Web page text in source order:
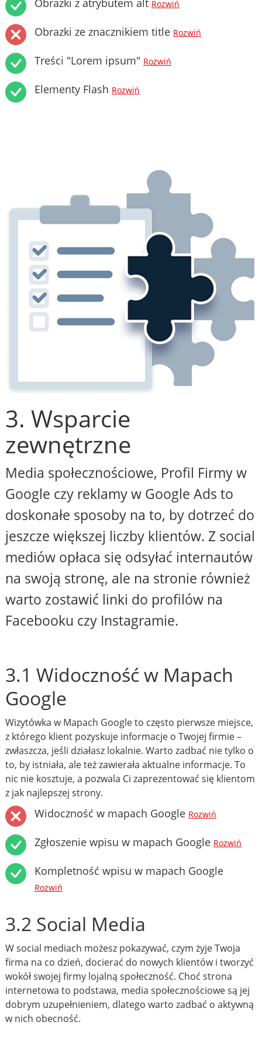
Rozwiń
Obrazki ze znacznikiem title Rozwiń
Treści "Lorem ipsum" Rozwiń
Elementy Flash Rozwiń
3. Wsparcie
zewnętrzne
Media społecznościowe, Profil Firmy w
Google czy reklamy w Google Ads to
doskonałe sposoby na to, by dotrzeć do
jeszcze większej liczby klientów. Z social
mediów opłaca się odsyłać internautów
na swoją stronę, ale na stronie również
warto zostawić linki do profilów na
Facebooku czy Instagramie.
3.1 Widoczność w Mapach
Google
Wizytówka w Mapach Google to często pierwsze miejsce,
z którego klient pozyskuje informacje o Twojej firmie –
zwłaszcza, jeśli działasz lokalnie. Warto zadbać nie tylko o
to, by istniała, ale też zawierała aktualne informacje. To
nic nie kosztuje, a pozwala Ci zaprezentować się klientom
z jak najlepszej strony.
Widoczność w mapach Google Rozwiń
Zgłoszenie wpisu w mapach Google Rozwiń
Kompletność wpisu w mapach Google
Rozwiń
3.2 Social Media
W social mediach możesz pokazywać, czym żyje Twoja
firma na co dzień, docierać do nowych klientów i tworzyć
wokół swojej firmy lojalną społeczność. Choć strona
internetowa to podstawa, media społecznościowe są jej
dobrym uzupełnieniem, dlatego warto zadbać o aktywną
w nich obecność.